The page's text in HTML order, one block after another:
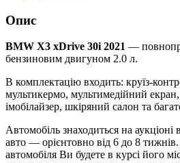
Опис
BMW X3 xDrive 30i 2021 —
бензиновим двигуном 2.0 л.
В комплектацію входить: круїз-
мультикермо, мультимедійний
імобілайзер, шкіряний салон та
Автомобіль знаходиться на
авто — орієнтовно від 6 до 8
автомобіля Ви будете в курсі його